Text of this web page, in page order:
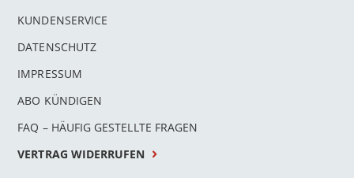
KUNDENSERVICE
DATENSCHUTZ
IMPRESSUM
ABO KÜNDIGEN
FAQ – HÄUFIG GESTELLTE FRAGEN
VERTRAG WIDERRUFEN